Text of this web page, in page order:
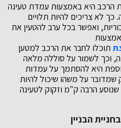
הרכב היא באמצעות עמדת טעינה
כך לא צריכים להיות תלויים
ואפשר בכל ערב להטעין את
תוכלו לחבר את הרכב למטען
וכך לשמור על סוללה מלאה
היא להסתמך על עמדות
שמדובר על משהו שיכול להיות
הרבה ק"מ וזקוק לטעינה
הבניין